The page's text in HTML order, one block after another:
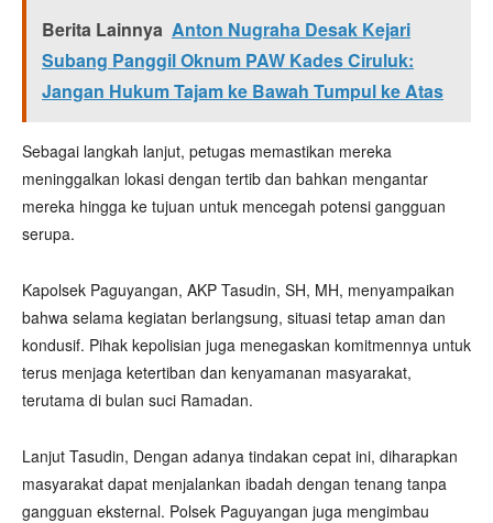
Berita Lainnya Anton Nugraha Desak Kejari
Subang Panggil Oknum PAW Kades Ciruluk:
Jangan Hukum Tajam ke Bawah Tumpul ke Atas
Sebagai langkah lanjut, petugas memastikan mereka
meninggalkan lokasi dengan tertib dan bahkan mengantar
mereka hingga ke tujuan untuk mencegah potensi gangguan
serupa.
Kapolsek Paguyangan, AKP Tasudin, SH, MH, menyampaikan
bahwa selama kegiatan berlangsung, situasi tetap aman dan
kondusif. Pihak kepolisian juga menegaskan komitmennya untuk
terus menjaga ketertiban dan kenyamanan masyarakat,
terutama di bulan suci Ramadan.
Lanjut Tasudin, Dengan adanya tindakan cepat ini, diharapkan
masyarakat dapat menjalankan ibadah dengan tenang tanpa
gangguan eksternal. Polsek Paguyangan juga mengimbau